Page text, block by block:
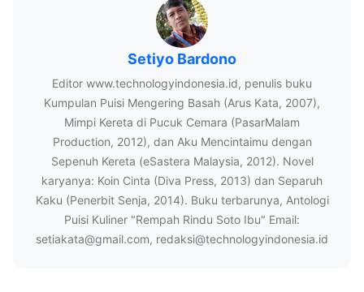
Setiyo Bardono
Editor www.technologyindonesia.id, penulis buku
Kumpulan Puisi Mengering Basah (Arus Kata, 2007),
Mimpi Kereta di Pucuk Cemara (PasarMalam
Production, 2012), dan Aku Mencintaimu dengan
Sepenuh Kereta (eSastera Malaysia, 2012). Novel
karyanya: Koin Cinta (Diva Press, 2013) dan Separuh
Kaku (Penerbit Senja, 2014). Buku terbarunya, Antologi
Puisi Kuliner "Rempah Rindu Soto Ibu" Email:
setiakata@gmail.com, redaksi@technologyindonesia.id